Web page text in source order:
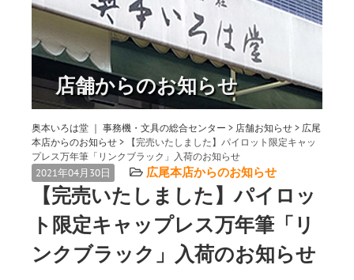
店舗からのお知らせ
奥本いろは堂 ｜ 事務機・文具の総合センター > 店舗お知らせ > 広尾
本店からのお知らせ >
【完売いたしました】パイロット限定キャッ
プレス万年筆「リンクブラック」入荷のお知らせ
2021年04月30日 広尾本店からのお知らせ
【完売いたしました】パイロッ
ト限定キャップレス万年筆「リ
ンクブラック」入荷のお知らせ